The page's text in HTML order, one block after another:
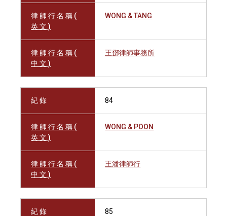
律 師 行 名 稱 (
英 文 )
WONG & TANG
律 師 行 名 稱 (
中 文 )
王鄧律師事務所
紀 錄 84
律 師 行 名 稱 (
英 文 )
WONG & POON
律 師 行 名 稱 (
中 文 )
王潘律師行
紀 錄 85